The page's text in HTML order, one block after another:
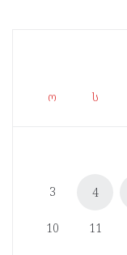
ო ს
3 4
10 11